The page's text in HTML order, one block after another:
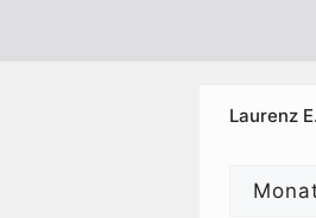
Laurenz
Laurenz